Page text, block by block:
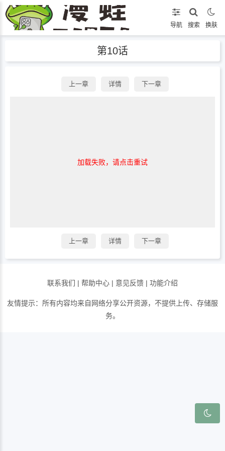
导航 搜索 换肤
第10话
上一章 详情 下一章
加载失败，请点击重试
上一章 详情 下一章
联系我们 | 帮助中心 | 意见反馈 | 功能介绍
友情提示：所有内容均来自网络分享公开资源，不提供上传、存储服
务。